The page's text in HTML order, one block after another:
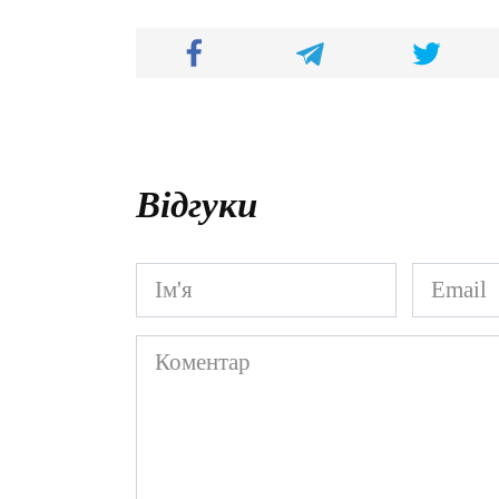
Відгуки
Ім'я
*
Email
*
Коментар